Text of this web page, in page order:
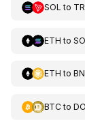
SOL to
ETH to
ETH to
BTCto